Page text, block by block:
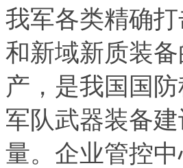
我军各类精确
和新域新质装
产，是我国国
军队武器装备
量。企业管控